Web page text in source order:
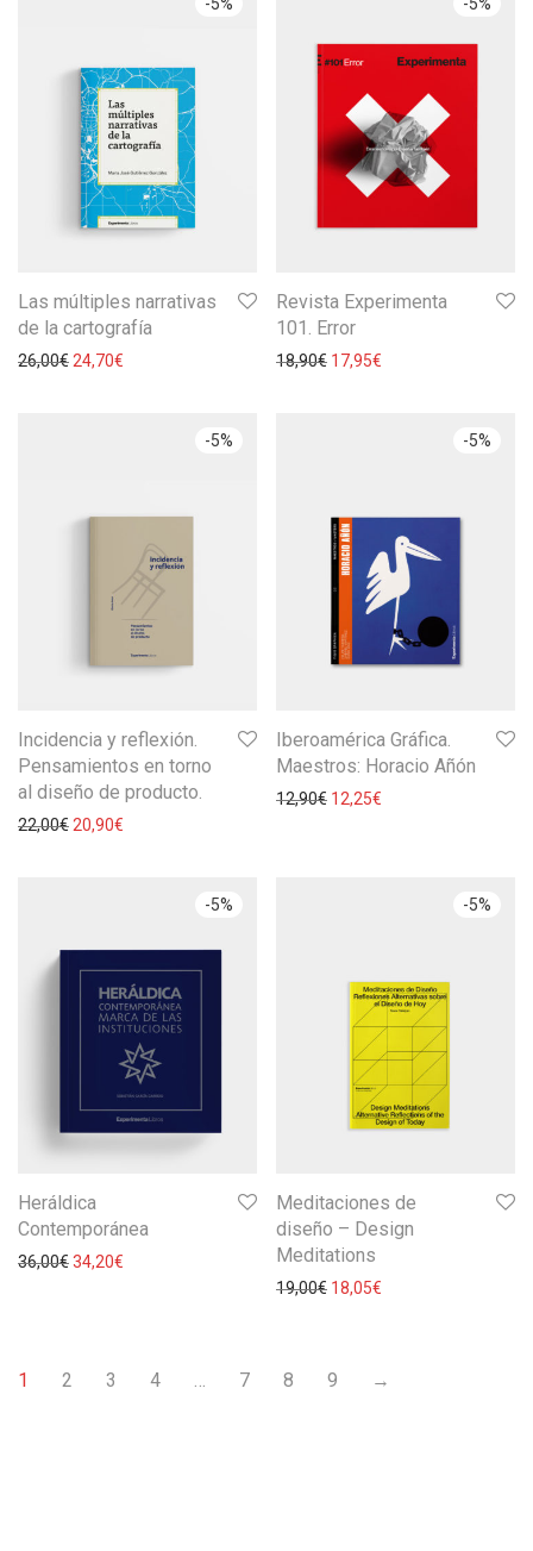
Las múltiples narrativas
de la cartografía
26,00€24,70€
Revista Experimenta
101. Error
18,90€ 17,95€
-5%
Incidencia y reflexión.
Pensamientos en torno
al diseño de producto.
22,00€ 20,90€
-5%
Iberoamérica Gráfica.
Maestros: Horacio Añón
12,90€ 12,25€
-5%
Heráldica
Contemporánea
36,00€34,20€
-5%
Meditaciones de
diseño – Design
Meditations
19,00€ 18,05€
1 2 3 4 … 7 8 9 →